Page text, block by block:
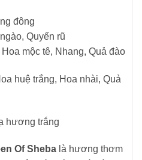
đông
Quyến rũ
mộc tê, Nhang, Quả đào
huệ trắng, Hoa nhài, Quả
hương trắng
Of Sheba là hương thơm